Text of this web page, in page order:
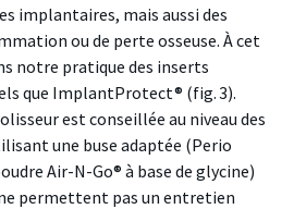
implantaires, mais aussi des
ou de perte osseuse. À cet
notre pratique des inserts
que ImplantProtect® (fig. 3).
est conseillée au niveau des
une buse adaptée (Perio
Air-N-Go® à base de glycine)
permettent pas un entretien